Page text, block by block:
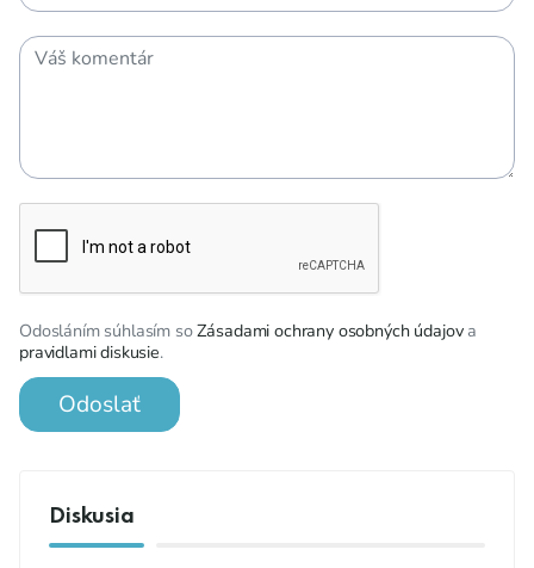
Odosláním súhlasím soZásadami ochrany osobných údajova
pravidlami diskusie.
Odoslať
Diskusia